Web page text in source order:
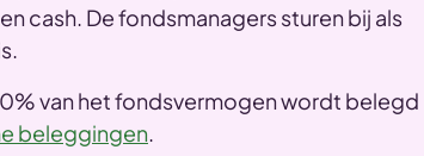
cash. De fondsmanagers sturen bij als
van het fondsvermogen wordt belegd
beleggingen.